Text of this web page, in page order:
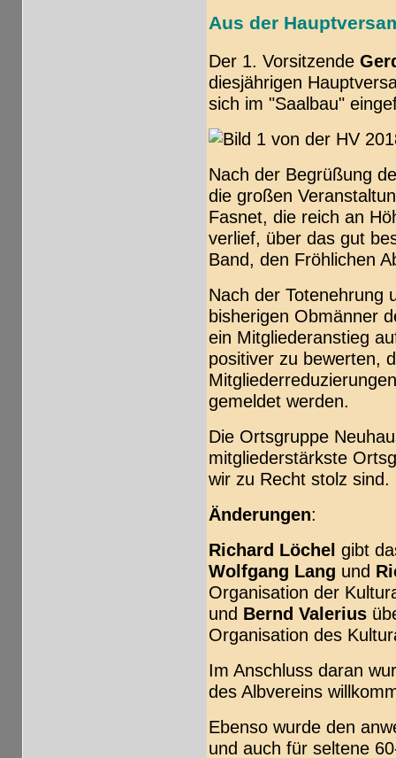
Aus der
Der 1. Vorsitzende
diesjährigen
sich im "Saalbau"
Nach der Begrüßung
die großen
Fasnet, die reich an
verlief, über das gut
Band, den Fröhlichen
Nach der Totenehrung
bisherigen Obmänner
ein Mitgliederanstieg
positiver zu bewerten,
gemeldet werden.
Die Ortsgruppe
mitgliederstärkste
wir zu Recht stolz sind.
Änderungen:
Richard Löchel gibt
Wolfgang Lang und
Organisation der
und Bernd Valerius
Organisation des
Im Anschluss daran
des Albvereins
Ebenso wurde den
und auch für seltene